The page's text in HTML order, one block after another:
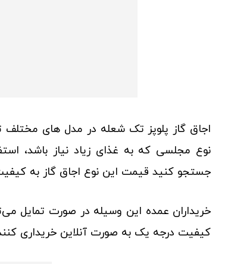
اجاق گاز پلوپز تک شعله در مدل های
نوع مجلسی که به غذای زیاد نیاز باشد،
جستجو کنید قیمت این نوع اجاق گاز به
خریداران عمده این وسیله در صورت تمایل
کیفیت درجه یک به صورت آنلاین خریداری